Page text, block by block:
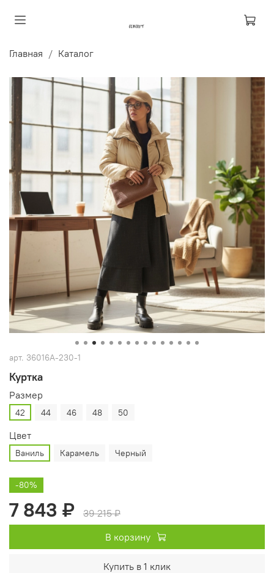
Главная Каталог
арт. 36016A-230-1
Куртка
Размер
42 44 46 48 50
Цвет
Ваниль Карамель Черный
-80%
7 843 ₽
39 215 ₽
В корзину
Купить в 1 клик